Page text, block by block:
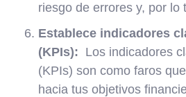
riesgo de errores y, por lo
Establece indicadores
(KPIs): Los indicadores
(KPIs) son como faros
hacia tus objetivos